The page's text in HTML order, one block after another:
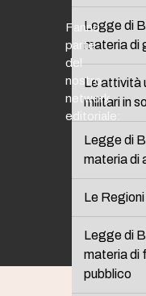
Legge di
materia di
Le attività
militari in
Legge di
materia di
Le
Legge di
materia di
pubblico
Fanno
parte
del
nostro
network
editoriale: